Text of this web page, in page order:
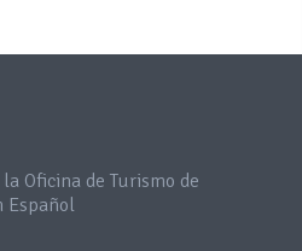
Oficina de Turismo de
Español